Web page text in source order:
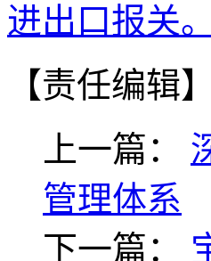
进出口报关。
【责任编辑】
上一篇：
管理体系
下一篇：